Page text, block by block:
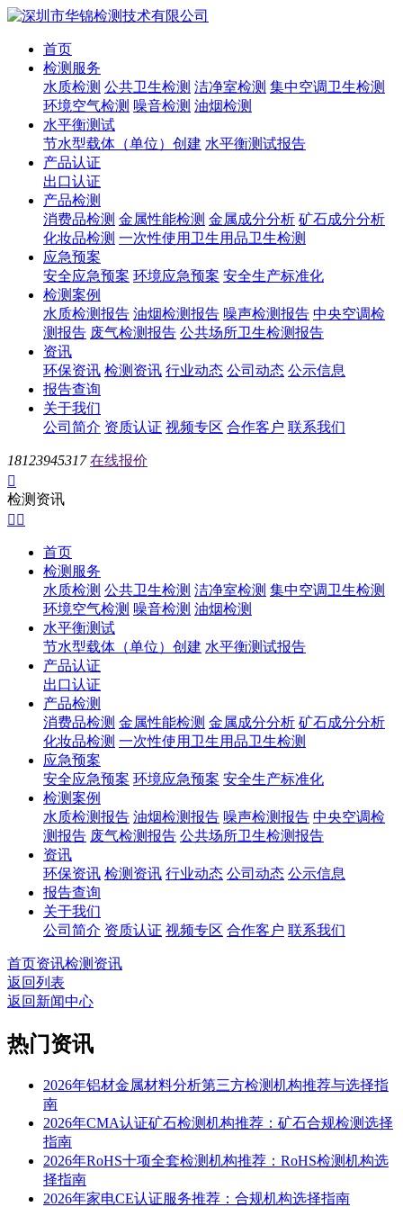
首页
检测服务
水质检测 公共卫生检测 洁净室检测 集中空调卫生检测
环境空气检测 噪音检测 油烟检测
水平衡测试
节水型载体（单位）创建 水平衡测试报告
产品认证
出口认证
产品检测
消费品检测 金属性能检测 金属成分分析 矿石成分分析
化妆品检测 一次性使用卫生用品卫生检测
应急预案
安全应急预案 环境应急预案 安全生产标准化
检测案例
水质检测报告 油烟检测报告 噪声检测报告 中央空调检
测报告 废气检测报告 公共场所卫生检测报告
资讯
环保资讯 检测资讯 行业动态 公司动态 公示信息
报告查询
关于我们
公司简介 资质认证 视频专区 合作客户 联系我们
18123945317 在线报价

检测资讯
 
首页
检测服务
水质检测 公共卫生检测 洁净室检测 集中空调卫生检测
环境空气检测 噪音检测 油烟检测
水平衡测试
节水型载体（单位）创建 水平衡测试报告
产品认证
出口认证
产品检测
消费品检测 金属性能检测 金属成分分析 矿石成分分析
化妆品检测 一次性使用卫生用品卫生检测
应急预案
安全应急预案 环境应急预案 安全生产标准化
检测案例
水质检测报告 油烟检测报告 噪声检测报告 中央空调检
测报告 废气检测报告 公共场所卫生检测报告
资讯
环保资讯 检测资讯 行业动态 公司动态 公示信息
报告查询
关于我们
公司简介 资质认证 视频专区 合作客户 联系我们
首页资讯检测资讯
返回列表
返回新闻中心
热门资讯
2026年铝材金属材料分析第三方检测机构推荐与选择指
南
2026年CMA认证矿石检测机构推荐：矿石合规检测选择
指南
2026年RoHS十项全套检测机构推荐：RoHS检测机构选
择指南
2026年家电CE认证服务推荐：合规机构选择指南